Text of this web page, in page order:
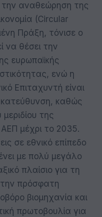
την αναθεώρηση της
(Circular
Πράξη, τόνισε ο
να θέσει την
ευρωπαϊκής
ενώ η
Επιταχυντή είναι
καθώς
της
μέχρι το 2035.
σε εθνικό επίπεδο
με πολύ μεγάλο
πλαίσιο για τη
την πρόσφατη
βιομηχανία και
πρωτοβουλία για